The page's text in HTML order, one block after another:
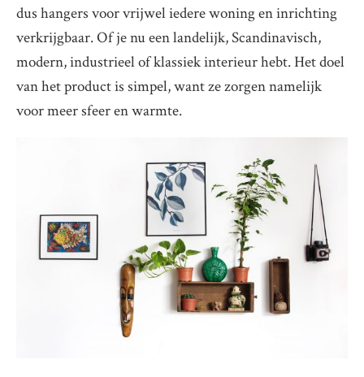
dus hangers voor vrijwel iedere woning en inrichting
verkrijgbaar. Of je nu een landelijk, Scandinavisch,
modern, industrieel of klassiek interieur hebt. Het doel
van het product is simpel, want ze zorgen namelijk
voor meer sfeer en warmte.